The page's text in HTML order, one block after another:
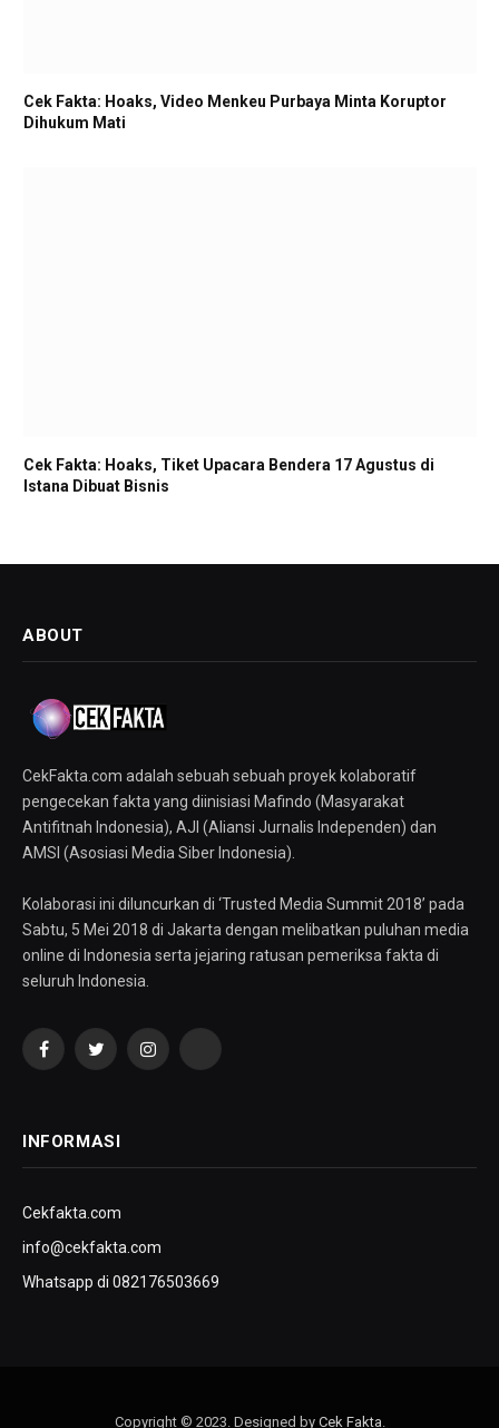
Cek Fakta: Hoaks, Video Menkeu Purbaya Minta Koruptor
Dihukum Mati
Cek Fakta: Hoaks, Tiket Upacara Bendera 17 Agustus di
Istana Dibuat Bisnis
ABOUT
CekFakta.com adalah sebuah sebuah proyek kolaboratif
pengecekan fakta yang diinisiasi Mafindo (Masyarakat
Antifitnah Indonesia), AJI (Aliansi Jurnalis Independen) dan
AMSI (Asosiasi Media Siber Indonesia).
Kolaborasi ini diluncurkan di ‘Trusted Media Summit 2018’ pada
Sabtu, 5 Mei 2018 di Jakarta dengan melibatkan puluhan media
online di Indonesia serta jejaring ratusan pemeriksa fakta di
seluruh Indonesia.
FacebookTwitterInstagramYouTube
INFORMASI
Cekfakta.com
info@cekfakta.com
Whatsapp di 082176503669
Copyright © 2023. Designed by Cek Fakta